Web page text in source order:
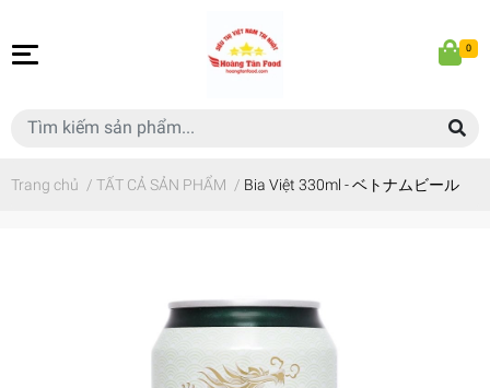
0
Trang chủ / TẤT CẢ SẢN PHẨM / Bia Việt 330ml - ベトナムビール